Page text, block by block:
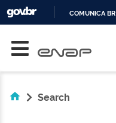
COMUNICA BR
Search